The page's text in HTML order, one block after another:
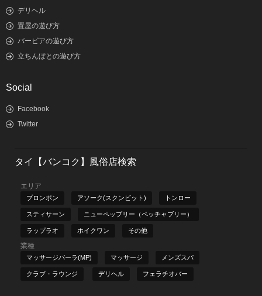
デリヘル
置屋の遊び方
バービアの遊び方
立ちんぼとの遊び方
Social
Facebook
Twitter
タイ【バンコク】風俗店検索
エリア
プロンポン アソーク(スクンビット) トンロー
スティサーン ニューペッブリー（ペッチャブリー）
ラップラオ ホイクワン その他
業種
マッサージパーラ(MP) マッサージ メンズスパ
クラブ・ラウンジ デリヘル フェラチオバー